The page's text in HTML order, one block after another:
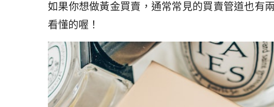
如果你想做黃金買賣，通常常見的買賣管道也有
看懂的喔！